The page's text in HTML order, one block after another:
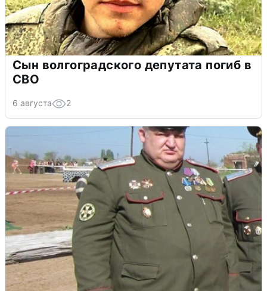
Сын волгоградского депутата погиб в
СВО
6 августа 2